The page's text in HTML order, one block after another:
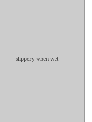
slippery when wet